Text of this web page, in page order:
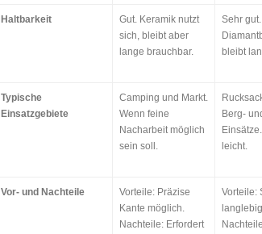
Haltbarkeit
Gut. Keramik nutzt
sich, bleibt aber
lange brauchbar.
Sehr gut.
bleibt
Typische
Einsatzgebiete
Camping und Markt.
Wenn feine
Nacharbeit möglich
sein soll.
Berg-
leicht.
Vor- und Nachteile
Vorteile: Präzise
Kante möglich.
Nachteile: Erfordert
Vorteile: